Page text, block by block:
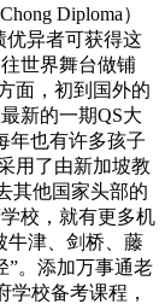
Diploma）
优异者可获得这
世界舞台做铺
面，初到国外的
新的一期QS大
年也有许多孩子
用了由新加坡教
其他国家头部的
校，就有更多机
牛津、剑桥、藤
”。添加万事通老
校备考课程，